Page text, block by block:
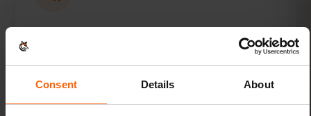
Consent Details About
漫游费用可能会迅速累积。办理列支敦士登的预
付费数据套餐，轻松掌控您的手机话费。